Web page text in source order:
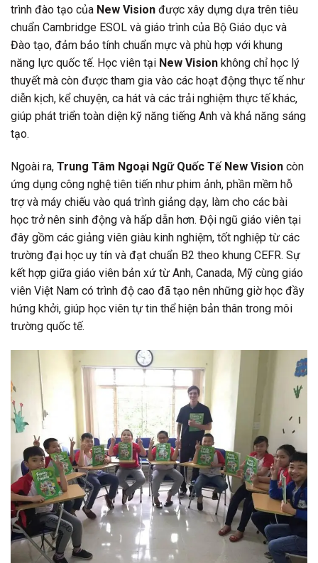
trình đào tạo của New Vision được xây dựng dựa trên tiêu
chuẩn Cambridge ESOL và giáo trình của Bộ Giáo dục và
Đào tạo, đảm bảo tính chuẩn mực và phù hợp với khung
năng lực quốc tế. Học viên tại New Vision không chỉ học lý
thuyết mà còn được tham gia vào các hoạt động thực tế như
diễn kịch, kể chuyện, ca hát và các trải nghiệm thực tế khác,
giúp phát triển toàn diện kỹ năng tiếng Anh và khả năng sáng
tạo.
Ngoài ra, Trung Tâm Ngoại Ngữ Quốc Tế New Vision còn
ứng dụng công nghệ tiên tiến như phim ảnh, phần mềm hỗ
trợ và máy chiếu vào quá trình giảng dạy, làm cho các bài
học trở nên sinh động và hấp dẫn hơn. Đội ngũ giáo viên tại
đây gồm các giảng viên giàu kinh nghiệm, tốt nghiệp từ các
trường đại học uy tín và đạt chuẩn B2 theo khung CEFR. Sự
kết hợp giữa giáo viên bản xứ từ Anh, Canada, Mỹ cùng giáo
viên Việt Nam có trình độ cao đã tạo nên những giờ học đầy
hứng khởi, giúp học viên tự tin thể hiện bản thân trong môi
trường quốc tế.